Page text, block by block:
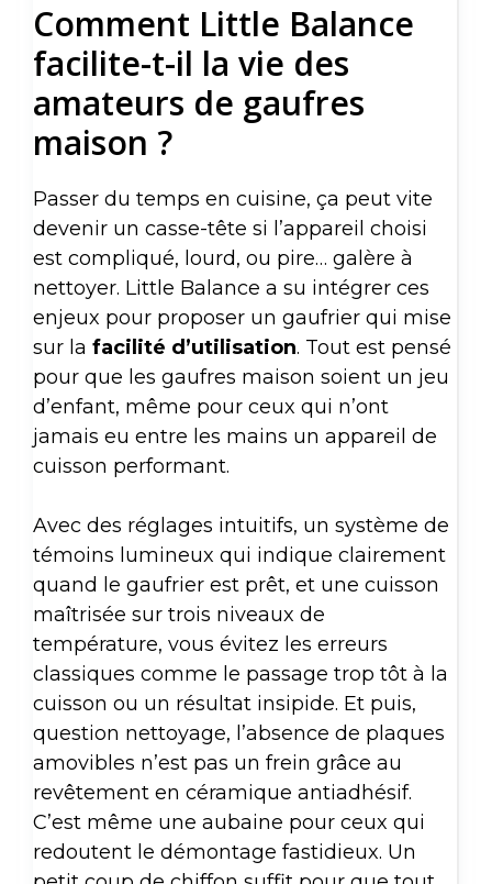
Comment Little Balance
facilite-t-il la vie des
amateurs de gaufres
maison ?
Passer du temps en cuisine, ça peut vite
devenir un casse-tête si l’appareil choisi
est compliqué, lourd, ou pire… galère à
nettoyer. Little Balance a su intégrer ces
enjeux pour proposer un gaufrier qui mise
sur la facilité d’utilisation. Tout est pensé
pour que les gaufres maison soient un jeu
d’enfant, même pour ceux qui n’ont
jamais eu entre les mains un appareil de
cuisson performant.
Avec des réglages intuitifs, un système de
témoins lumineux qui indique clairement
quand le gaufrier est prêt, et une cuisson
maîtrisée sur trois niveaux de
température, vous évitez les erreurs
classiques comme le passage trop tôt à la
cuisson ou un résultat insipide. Et puis,
question nettoyage, l’absence de plaques
amovibles n’est pas un frein grâce au
revêtement en céramique antiadhésif.
C’est même une aubaine pour ceux qui
redoutent le démontage fastidieux. Un